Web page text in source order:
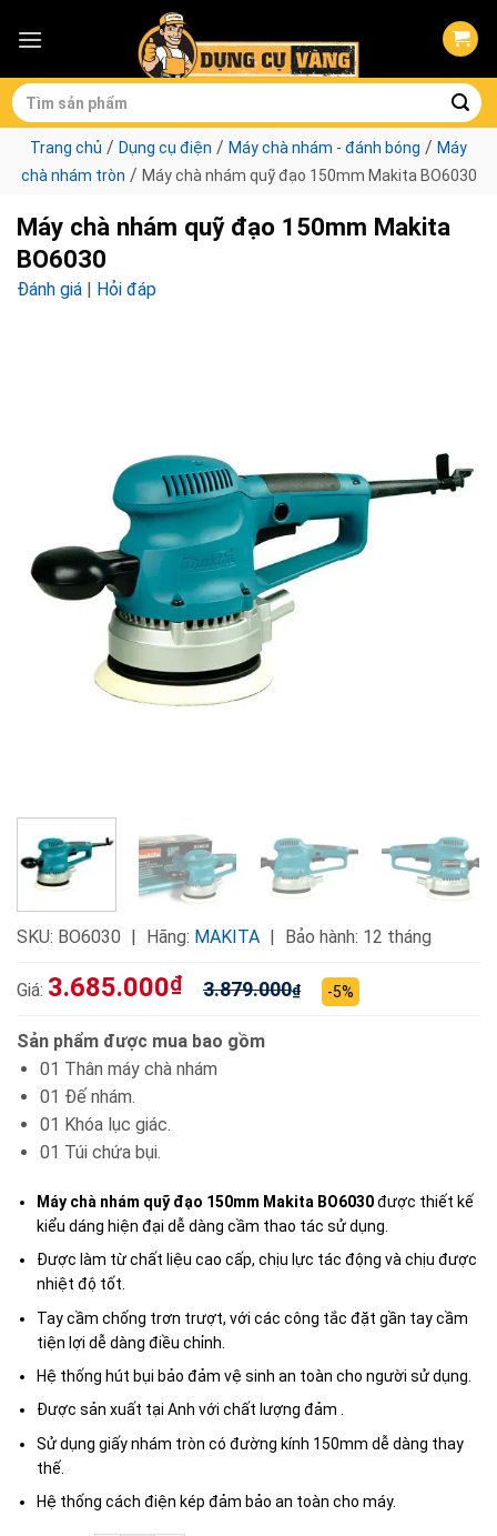
Tìm
kiếm:
Trang chủ / Dụng cụ điện / Máy chà nhám - đánh bóng / Máy
chà nhám tròn / Máy chà nhám quỹ đạo 150mm Makita BO6030
Máy chà nhám quỹ đạo 150mm Makita
BO6030
Đánh giá | Hỏi đáp
SKU: BO6030 Hãng: MAKITA Bảo hành: 12 tháng
Giá: 3.685.000₫ 3.879.000₫ -5%
Sản phẩm được mua bao gồm
01 Thân máy chà nhám
01 Đế nhám.
01 Khóa lục giác.
01 Túi chứa bụi.
Máy chà nhám quỹ đạo 150mm Makita BO6030được thiết kế
kiểu dáng hiện đại dễ dàng cầm thao tác sử dụng.
Được làm từ chất liệu cao cấp, chịu lực tác động và chịu được
nhiệt độ tốt.
Tay cầm chống trơn trượt, với các công tắc đặt gần tay cầm
tiện lợi dễ dàng điều chỉnh.
Hệ thống hút bụi bảo đảm vệ sinh an toàn cho người sử dụng.
Được sản xuất tại Anh với chất lượng đảm .
Sử dụng giấy nhám tròn có đường kính 150mm dễ dàng thay
thế.
Hệ thống cách điện kép đảm bảo an toàn cho máy.